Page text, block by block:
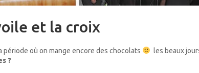
et la croix
période où on mange encore des chocolats les beaux
?